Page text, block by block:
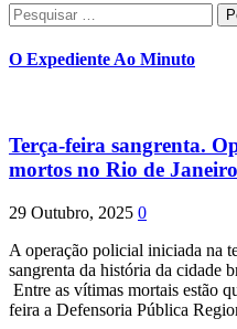
Pesquisar
por:
O Expediente Ao Minuto
Terça-feira sangrenta.
mortos no Rio de Janeiro
29 Outubro, 2025 0
A operação policial iniciada na
sangrenta da história da cidade
Entre as vítimas mortais estão
feira a Defensoria Pública